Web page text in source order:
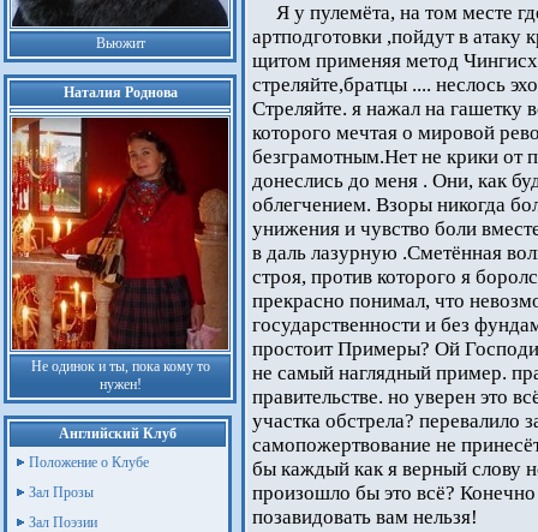
Вьюжит
Наталия Роднова
Не одинок и ты, пока кому то
нужен!
Английский Клуб
Положение о Клубе
Зал Прозы
Зал Поэзии
Я у пулемёта, на том месте
артподготовки ,пойдут в атаку
щитом применяя метод
стреляйте,братцы .... неслось
Стреляйте. я нажал на гашетку
которого мечтая о мировой
безграмотным.Нет не крики от
донеслись до меня . Они, как
облегчением. Взоры никогда
унижения и чувство боли
в даль лазурную .Сметённая
строя, против которого я
прекрасно понимал, что
государственности и без
простоит Примеры? Ой
не самый наглядный пример.
правительстве. но уверен это
участка обстрела?
самопожертвование не
бы каждый как я верный слову
произошло бы это всё?
позавидовать вам нельзя!